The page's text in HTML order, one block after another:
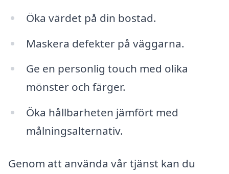
Öka värdet på din bostad.
Maskera defekter på väggarna.
Ge en personlig touch med olika
mönster och färger.
Öka hållbarheten jämfört med
målningsalternativ.
Genom att använda vår tjänst kan du